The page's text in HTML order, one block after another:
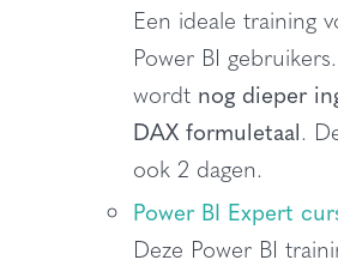
Een ideale training
Power BI
wordt nog dieper
DAX formuletaal.
ook 2 dagen.
Power BI Expert
Deze Power BI